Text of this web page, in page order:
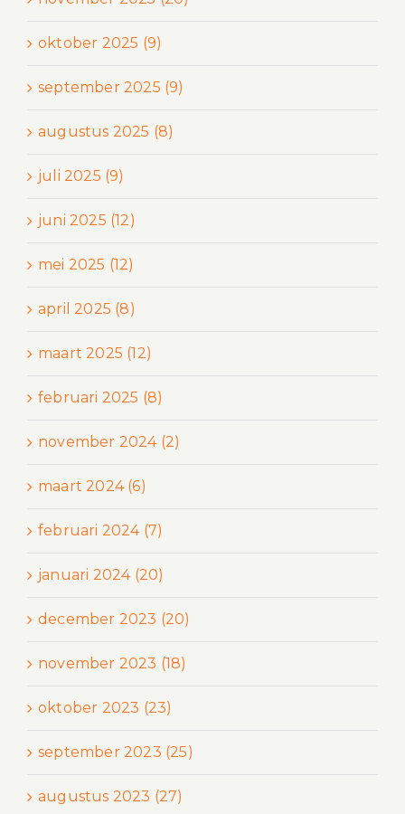
oktober 2025 (9)
september 2025 (9)
augustus 2025 (8)
juli 2025 (9)
juni 2025 (12)
mei 2025 (12)
april 2025 (8)
maart 2025 (12)
februari 2025 (8)
november 2024 (2)
maart 2024 (6)
februari 2024 (7)
januari 2024 (20)
december 2023 (20)
november 2023 (18)
oktober 2023 (23)
september 2023 (25)
augustus 2023 (27)